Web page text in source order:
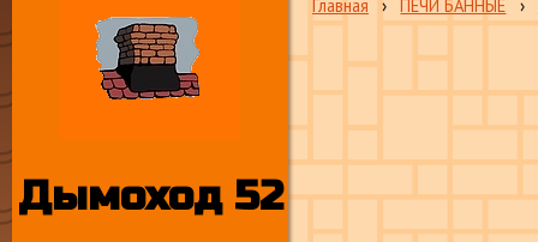
Дымоход 52
Главная › ПЕЧИ БАННЫЕ ›